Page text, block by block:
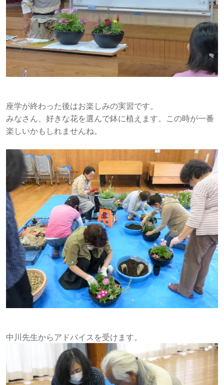
座学が終わった後はお楽しみの実習です。
みなさん、好きな花を選んで鉢に植えます。この時が一番
楽しいかもしれませんね。
中川先生からアドバイスを受けます。